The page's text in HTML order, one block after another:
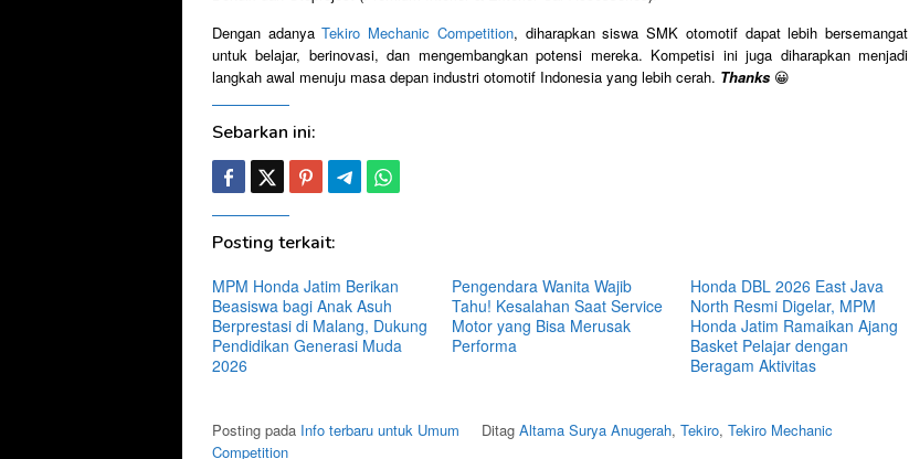
Dengan adanyaTekiro Mechanic Competition, diharapkan siswa SMK otomotif dapat lebih bersemangat
untuk belajar, berinovasi, dan mengembangkan potensi mereka. Kompetisi ini juga diharapkan menjadi
langkah awal menuju masa depan industri otomotif Indonesia yang lebih cerah. Thanks 😀
Sebarkan ini:
Posting terkait:
MPM Honda Jatim Berikan
Beasiswa bagi Anak Asuh
Berprestasi di Malang, Dukung
Pendidikan Generasi Muda
2026
Pengendara Wanita Wajib
Tahu! Kesalahan Saat Service
Motor yang Bisa Merusak
Performa
Honda DBL 2026 East Java
North Resmi Digelar, MPM
Honda Jatim Ramaikan Ajang
Basket Pelajar dengan
Beragam Aktivitas
Posting pada Info terbaru untuk Umum Ditag Altama Surya Anugerah, Tekiro, Tekiro Mechanic
Competition